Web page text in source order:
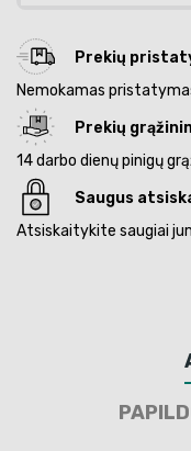
Prekių
Nemokamas
Prekių
14 darbo dienų pinigų
Saugus
Atsiskaitykite saugiai